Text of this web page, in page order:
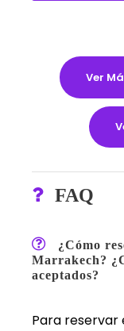
Ver
FAQ
¿Cómo
Marrakech?
aceptados?
Para reservar